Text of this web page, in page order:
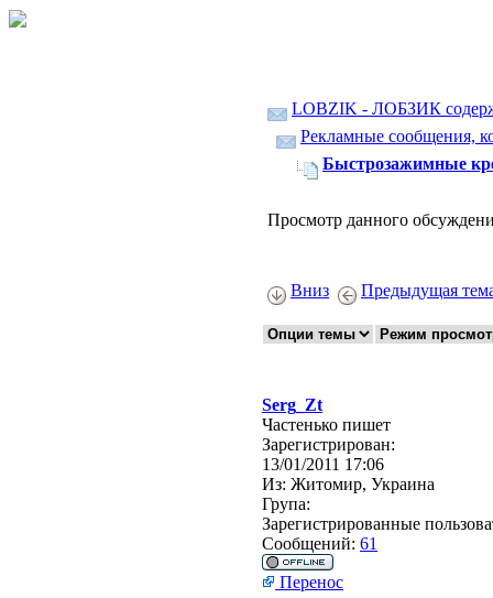
LOBZIK - ЛОБЗИК
Рекламные сообщения,
Быстрозажимные
Просмотр данного
Вниз Предыдущая
Serg_Zt
Частенько пишет
Зарегистрирован:
13/01/2011 17:06
Из: Житомир, Украина
Група:
Зарегистрированные
Сообщений: 61
Перенос